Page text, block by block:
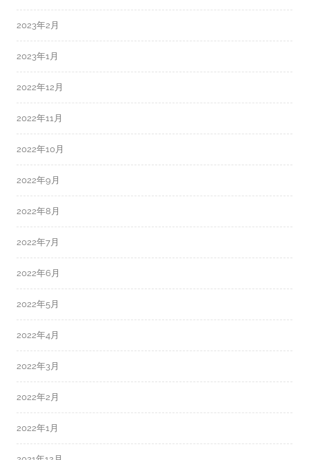
2023年2月
2023年1月
2022年12月
2022年11月
2022年10月
2022年9月
2022年8月
2022年7月
2022年6月
2022年5月
2022年4月
2022年3月
2022年2月
2022年1月